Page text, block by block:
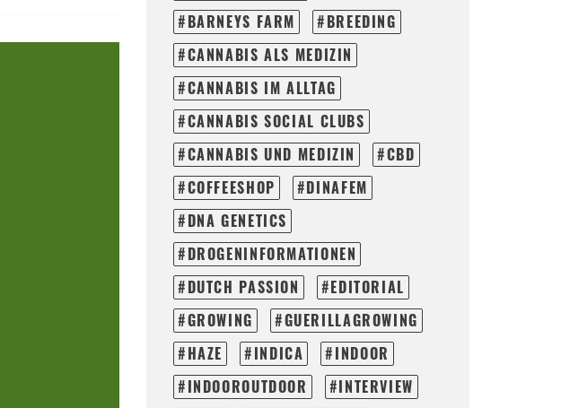
BARNEYS FARM
BREEDING
CANNABIS ALS MEDIZIN
CANNABIS IM ALLTAG
CANNABIS SOCIAL CLUBS
CANNABIS UND MEDIZIN
CBD
COFFEESHOP
DINAFEM
DNA GENETICS
DROGENINFORMATIONEN
DUTCH PASSION
EDITORIAL
GROWING
GUERILLAGROWING
HAZE
INDICA
INDOOR
INDOOROUTDOOR
INTERVIEW